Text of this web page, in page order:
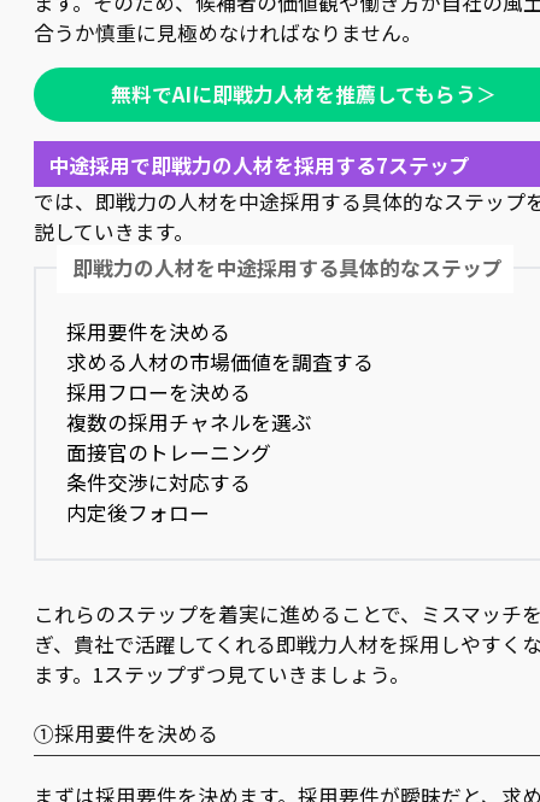
合うか慎重に見極めなければなりません。
無料でAIに即戦力人材を推薦してもらう ＞
中途採用で即戦力の人材を採用する7ステップ
では、即戦力の人材を中途採用する具体的なステップ
説していきます。
即戦力の人材を中途採用する具体的なステップ
採用要件を決める
求める人材の市場価値を調査する
採用フローを決める
複数の採用チャネルを選ぶ
面接官のトレーニング
条件交渉に対応する
内定後フォロー
これらのステップを着実に進めることで、ミスマッチ
ぎ、貴社で活躍してくれる即戦力人材を採用しやすく
ます。1ステップずつ見ていきましょう。
①採用要件を決める
まずは採用要件を決めます。採用要件が曖昧だと、求